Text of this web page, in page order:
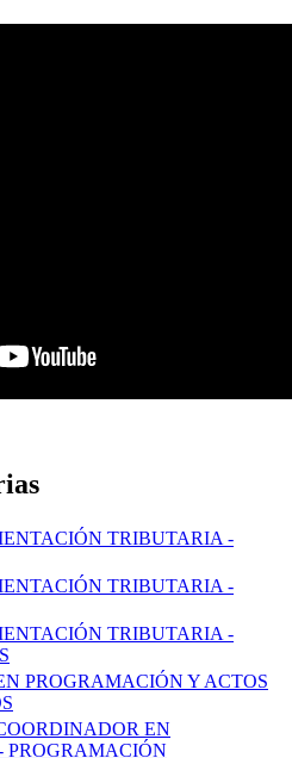
TRIBUTARIA -
TRIBUTARIA -
TRIBUTARIA -
PROGRAMACIÓN Y ACTOS
EN
PROGRAMACIÓN